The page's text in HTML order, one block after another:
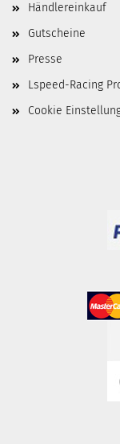
Händlereinkauf
Gutscheine
Presse
Lspeed-Racing
Cookie